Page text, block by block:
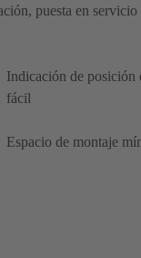
puesta en
Indicación de posición
fácil
Espacio de montaje